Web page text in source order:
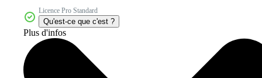
Licence Pro Standard
Qu'est-ce que c'est ?
Plus d'infos